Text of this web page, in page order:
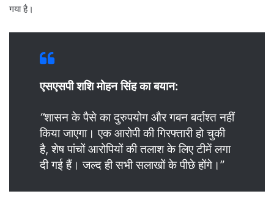
गया है।
एसएसपी शशि मोहन सिंह का बयान:
“शासन के पैसे का दुरुपयोग और गबन बर्दाश्त नहीं
किया जाएगा। एक आरोपी की गिरफ्तारी हो चुकी
है, शेष पांचों आरोपियों की तलाश के लिए टीमें लगा
दी गई हैं। जल्द ही सभी सलाखों के पीछे होंगे।”